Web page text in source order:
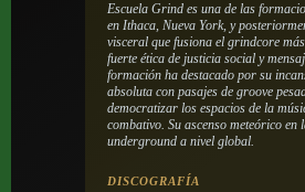
Escuela Grind es una de las
en Ithaca, Nueva York, y
visceral que fusiona el grindcore
fuerte ética de justicia social y
formación ha destacado por su
absoluta con pasajes de groove
democratizar los espacios de la
combativo. Su ascenso meteórico
underground a nivel global.
DISCOGRAFÍA